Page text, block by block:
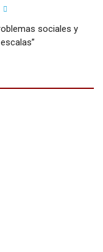
sociales y